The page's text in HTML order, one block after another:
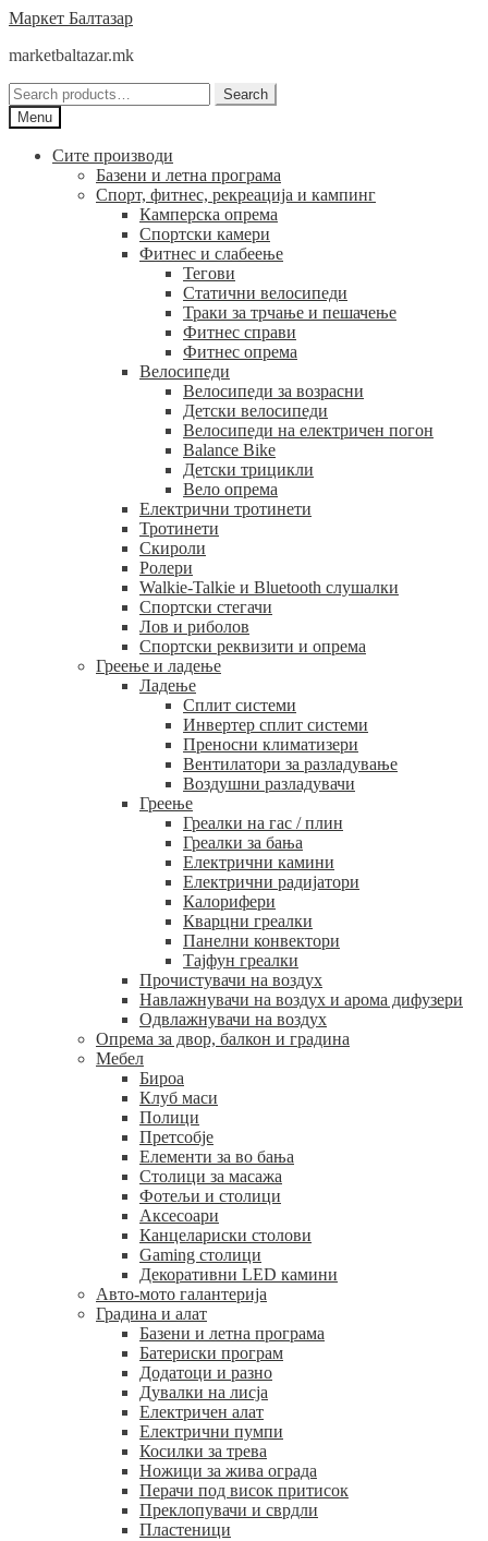
Skip
navigation
Skip
content
Маркет Балтазар
marketbaltazar.mk
Search
for:
Search
Menu
Сите производи
Базени и летна програма
Спорт, фитнес, рекреација и кампинг
Камперска опрема
Спортски камери
Фитнес и слабеење
Тегови
Статични велосипеди
Траки за трчање и пешачење
Фитнес справи
Фитнес опрема
Велосипеди
Велосипеди за возрасни
Детски велосипеди
Велосипеди на електричен погон
Balance Bike
Детски трицикли
Вело опрема
Електрични тротинети
Тротинети
Скироли
Ролери
Walkie-Talkie и Bluetooth слушалки
Спортски стегачи
Лов и риболов
Спортски реквизити и опрема
Греење и ладење
Ладење
Сплит системи
Инвертер сплит системи
Преносни климатизери
Вентилатори за разладување
Воздушни разладувачи
Греење
Греалки на гас / плин
Греалки за бања
Електрични камини
Електрични радијатори
Калорифери
Кварцни греалки
Панелни конвектори
Тајфун греалки
Прочистувачи на воздух
Навлажнувачи на воздух и арома дифузери
Одвлажнувачи на воздух
Опрема за двор, балкон и градина
Мебел
Бироа
Клуб маси
Полици
Претсобје
Елементи за во бања
Столици за масажа
Фотељи и столици
Аксесоари
Канцелариски столови
Gaming столици
Декоративни LED камини
Авто-мото галантерија
Градина и алат
Базени и летна програма
Батериски програм
Додатоци и разно
Дувалки на лисја
Електричен алат
Електрични пумпи
Косилки за трева
Ножици за жива ограда
Перачи под висок притисок
Преклопувачи и сврдли
Пластеници